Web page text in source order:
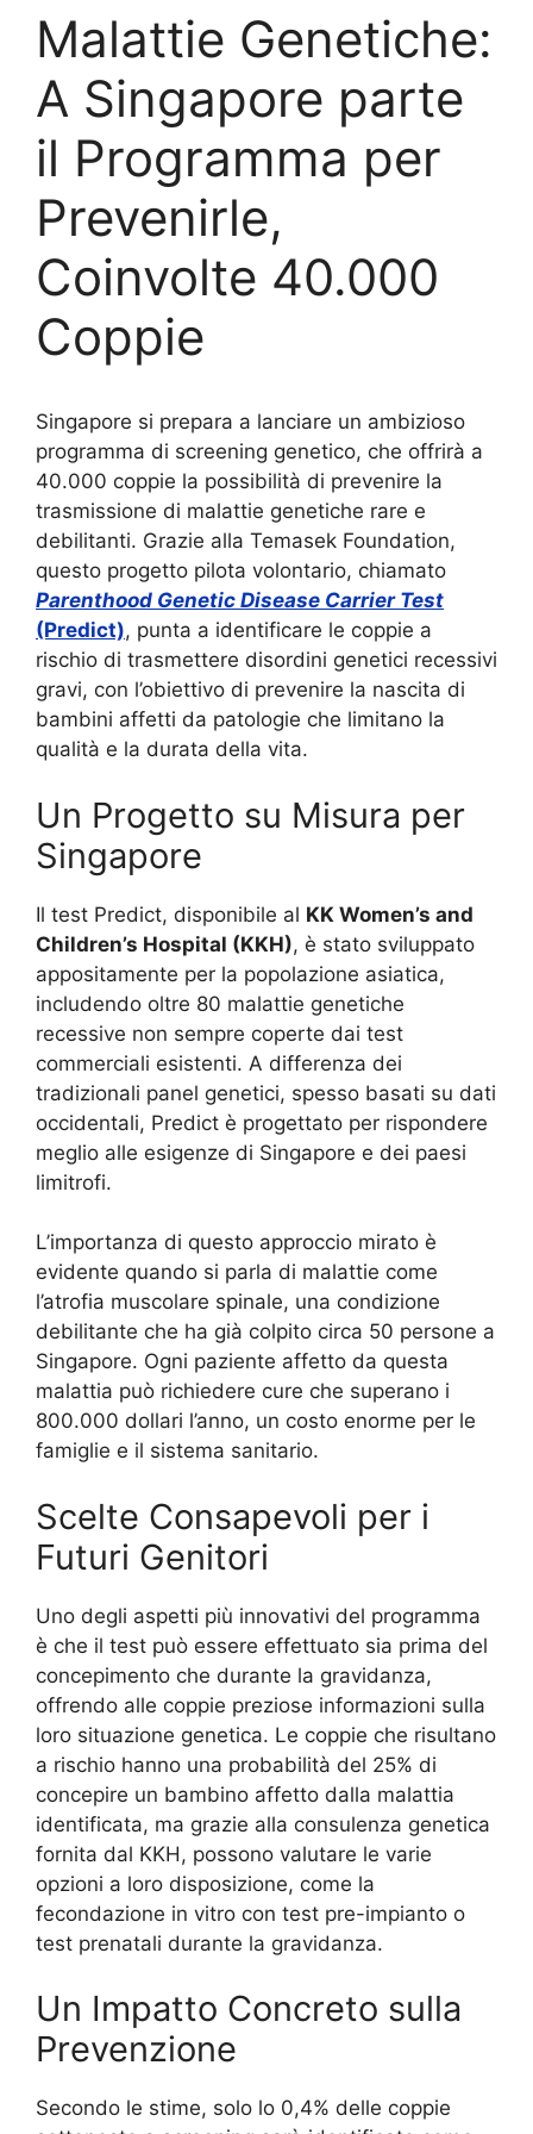
Malattie Genetiche:
A Singapore parte
il Programma per
Prevenirle,
Coinvolte 40.000
Coppie
Singapore si prepara a lanciare un ambizioso
programma di screening genetico, che offrirà a
40.000 coppie la possibilità di prevenire la
trasmissione di malattie genetiche rare e
debilitanti. Grazie alla Temasek Foundation,
questo progetto pilota volontario, chiamato
Parenthood Genetic Disease Carrier Test
(Predict), punta a identificare le coppie a
rischio di trasmettere disordini genetici recessivi
gravi, con l’obiettivo di prevenire la nascita di
bambini affetti da patologie che limitano la
qualità e la durata della vita.
Un Progetto su Misura per
Singapore
Il test Predict, disponibile al KK Women’s and
Children’s Hospital (KKH), è stato sviluppato
appositamente per la popolazione asiatica,
includendo oltre 80 malattie genetiche
recessive non sempre coperte dai test
commerciali esistenti. A differenza dei
tradizionali panel genetici, spesso basati su dati
occidentali, Predict è progettato per rispondere
meglio alle esigenze di Singapore e dei paesi
limitrofi.
L’importanza di questo approccio mirato è
evidente quando si parla di malattie come
l’atrofia muscolare spinale, una condizione
debilitante che ha già colpito circa 50 persone a
Singapore. Ogni paziente affetto da questa
malattia può richiedere cure che superano i
800.000 dollari l’anno, un costo enorme per le
famiglie e il sistema sanitario.
Scelte Consapevoli per i
Futuri Genitori
Uno degli aspetti più innovativi del programma
è che il test può essere effettuato sia prima del
concepimento che durante la gravidanza,
offrendo alle coppie preziose informazioni sulla
loro situazione genetica. Le coppie che risultano
a rischio hanno una probabilità del 25% di
concepire un bambino affetto dalla malattia
identificata, ma grazie alla consulenza genetica
fornita dal KKH, possono valutare le varie
opzioni a loro disposizione, come la
fecondazione in vitro con test pre-impianto o
test prenatali durante la gravidanza.
Un Impatto Concreto sulla
Prevenzione
Secondo le stime, solo lo 0,4% delle coppie